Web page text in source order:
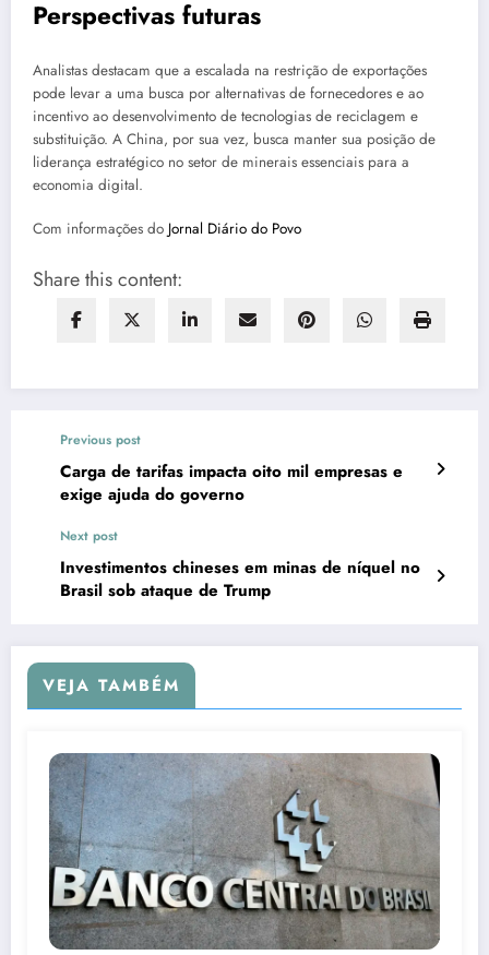
Perspectivas futuras
Analistas destacam que a escalada na restrição de exportações
pode levar a uma busca por alternativas de fornecedores e ao
incentivo ao desenvolvimento de tecnologias de reciclagem e
substituição. A China, por sua vez, busca manter sua posição de
liderança estratégico no setor de minerais essenciais para a
economia digital.
Com informações do Jornal Diário do Povo
Share this content:
Previous post
Carga de tarifas impacta oito mil empresas e
exige ajuda do governo
Next post
Investimentos chineses em minas de níquel no
Brasil sob ataque de Trump
VEJA TAMBÉM